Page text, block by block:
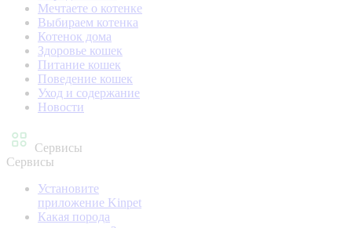
Мечтаете о котенке
Выбираем котенка
Котенок дома
Здоровье кошек
Питание кошек
Поведение кошек
Уход и содержание
Новости
Сервисы
Сервисы
Установите
приложение Kinpet
Какая порода